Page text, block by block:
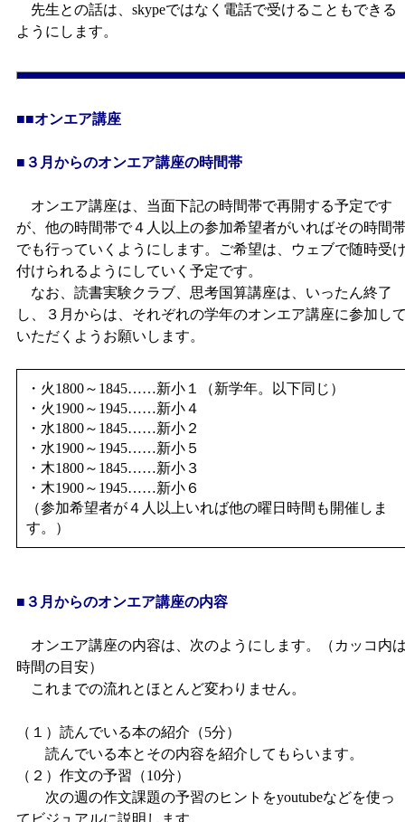
先生との話は、skypeではなく電話で受けることもできる
ようにします。
■■オンエア講座
■３月からのオンエア講座の時間帯
オンエア講座は、当面下記の時間帯で再開する予定です
が、他の時間帯で４人以上の参加希望者がいればその時間
でも行っていくようにします。ご希望は、ウェブで随時受
付けられるようにしていく予定です。
なお、読書実験クラブ、思考国算講座は、いったん終了
し、３月からは、それぞれの学年のオンエア講座に参加し
いただくようお願いします。
・火1800～1845……新小１（新学年。以下同じ）
・火1900～1945……新小４
・水1800～1845……新小２
・水1900～1945……新小５
・木1800～1845……新小３
・木1900～1945……新小６
（参加希望者が４人以上いれば他の曜日時間も開催しま
す。）
■３月からのオンエア講座の内容
オンエア講座の内容は、次のようにします。（カッコ内
時間の目安）
これまでの流れとほとんど変わりません。
（１）読んでいる本の紹介（5分）
読んでいる本とその内容を紹介してもらいます。
（２）作文の予習（10分）
次の週の作文課題の予習のヒントをyoutubeなどを使っ